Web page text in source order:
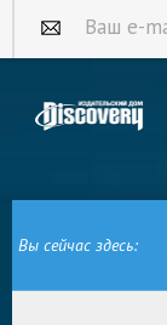
Ваш e-mail
Вы сейчас здесь: